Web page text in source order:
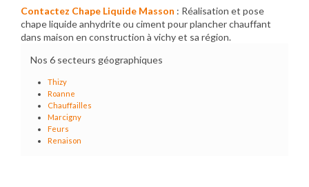
Contactez Chape Liquide Masson : Réalisation et pose
chape liquide anhydrite ou ciment pour plancher chauffant
dans maison en construction à vichy et sa région.
Nos 6 secteurs géographiques
Thizy
Roanne
Chauffailles
Marcigny
Feurs
Renaison